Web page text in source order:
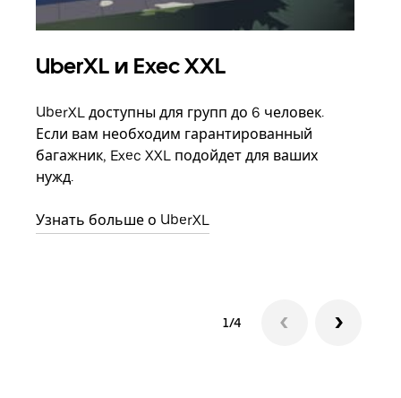
UberXL и Exec XXL
UberXL доступны для групп до 6 человек.
Если вам необходим гарантированный
багажник, Exec XXL подойдет для ваших
нужд.
Узнать больше о UberXL
1/4